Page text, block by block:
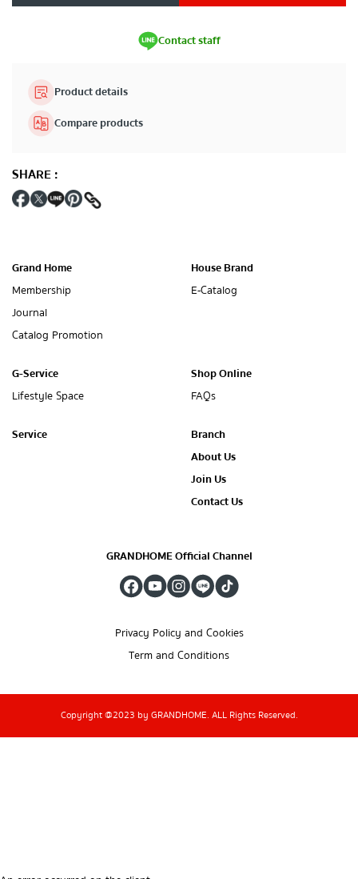
Contact staff
Product details
Compare products
SHARE:
Grand Home
Membership
Journal
Catalog Promotion
House Brand
E-Catalog
G-Service
Lifestyle Space
Shop Online
FAQs
Service
Branch
About Us
Join Us
Contact Us
GRANDHOME Official Channel
Privacy Policy and Cookies
Term and Conditions
Copyright @2023 by GRANDHOME. ALL Rights Reserved.